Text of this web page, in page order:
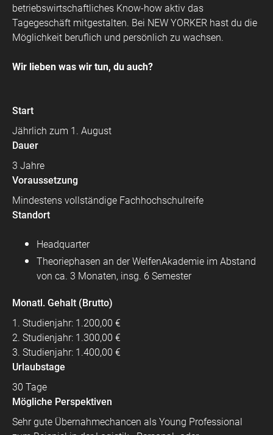
betriebswirtschaftliches Know-how aktiv das
Tagegeschäft mitgestalten. Bei NEW YORKER hast du die
Möglichkeit beruflich und persönlich zu wachsen.
Wir lieben was wir tun, du auch?
Start
Jährlich zum 1. August
Dauer
3 Jahre
Voraussetzung
Mindestens vollständige Fachhochschulreife
Standort
Headquarter
Theoriephasen an der WelfenAkademie im Abstand
von ca. 3 Monaten, insg. 6 Semester
Monatl. Gehalt (Brutto)
1. Studienjahr: 1.200,00 €
2. Studienjahr: 1.300,00 €
3. Studienjahr: 1.400,00 €
Urlaubstage
30 Tage
Mögliche Perspektiven
Sehr gute Übernahmechancen als Young Professional